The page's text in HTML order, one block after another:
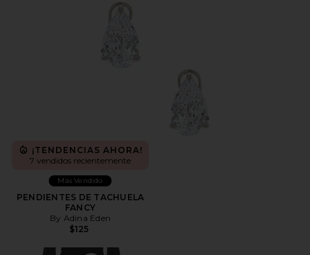
¡TENDENCIAS AHORA!
7 vendidos recientemente
Más Vendido
PENDIENTES DE TACHUELA
FANCY
By Adina Eden
$125